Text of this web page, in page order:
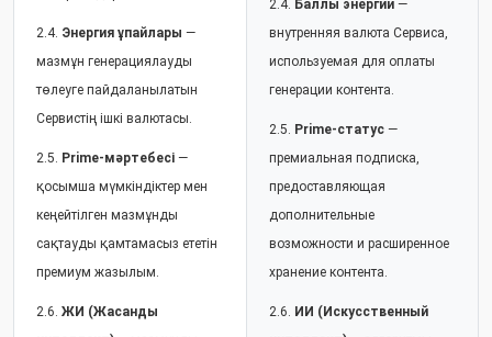
2.4. Энергия ұпайлары —
мазмұн генерациялауды
төлеуге пайдаланылатын
Сервистің ішкі валютасы.
2.5. Prime-мәртебесі —
қосымша мүмкіндіктер мен
кеңейтілген мазмұнды
сақтауды қамтамасыз ететін
премиум жазылым.
2.6. ЖИ (Жасанды
2.4. Баллы энергии —
внутренняя валюта Сервиса,
используемая для оплаты
генерации контента.
2.5. Prime-статус —
премиальная подписка,
предоставляющая
дополнительные
возможности и расширенное
хранение контента.
2.6. ИИ (Искусственный